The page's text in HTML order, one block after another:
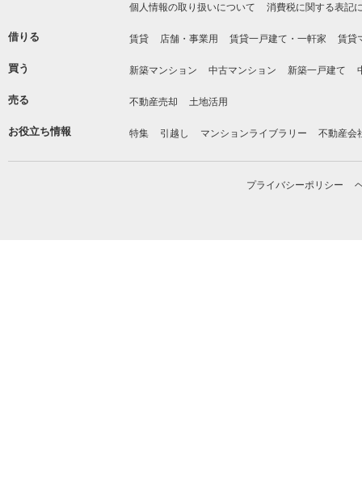
個人情報の取り扱いについて 消費税に関する表記
借りる 賃貸 店舗・事業用 賃貸一戸建て・一軒家 賃貸
買う 新築マンション 中古マンション 新築一戸建て
売る 不動産売却 土地活用
お役立ち情報 特集 引越し マンションライブラリー 不動産会
プライバシーポリシー